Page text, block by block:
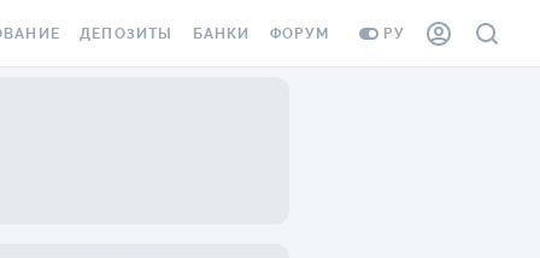
РУ
ДЕПОЗИТЫ БАНКИ ФОРУМ